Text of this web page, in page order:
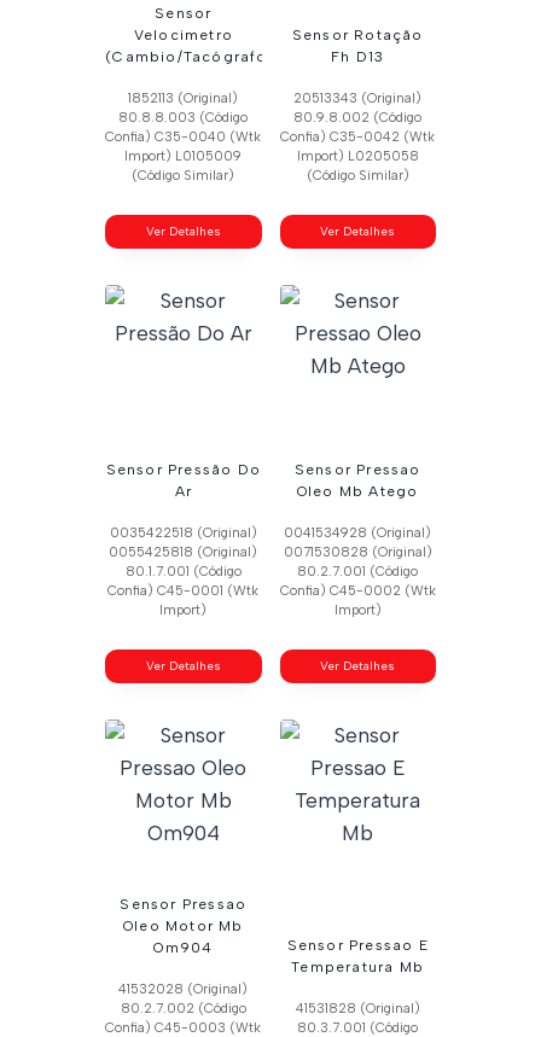
Sensor
Velocimetro
(Cambio/Tacógrafo)
1852113 (Original)
80.8.8.003 (Código
Confia) C35-0040 (Wtk
Import) L0105009
(Código Similar)
Ver Detalhes
Sensor Rotação
Fh D13
20513343 (Original)
80.9.8.002 (Código
Confia) C35-0042 (Wtk
Import) L0205058
(Código Similar)
Ver Detalhes
Sensor Pressão Do
Ar
0035422518 (Original)
0055425818 (Original)
80.1.7.001 (Código
Confia) C45-0001 (Wtk
Import)
Ver Detalhes
Sensor Pressao
Oleo Mb Atego
0041534928 (Original)
0071530828 (Original)
80.2.7.001 (Código
Confia) C45-0002 (Wtk
Import)
Ver Detalhes
Sensor Pressao
Oleo Motor Mb
Om904
41532028 (Original)
80.2.7.002 (Código
Confia) C45-0003 (Wtk
Sensor Pressao E
Temperatura Mb
41531828 (Original)
80.3.7.001 (Código